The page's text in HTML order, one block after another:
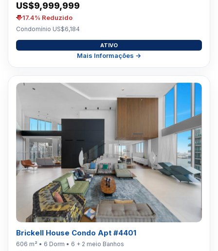
US$9,999,999
17.4% Reduzido
Condomínio US$6,184
ATIVO
Mais Informações →
Brickell House Condo Apt #4401
606 m² • 6 Dorm • 6 + 2 meio Banhos